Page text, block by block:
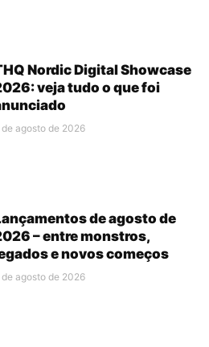
Nordic Digital Showcase
veja tudo o que foi
de agosto de 2026
de agosto de
– entre monstros,
e novos começos
de agosto de 2026